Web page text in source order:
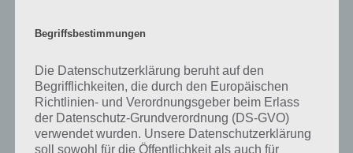
wurde die App mittlerweile heruntergeladen und gehört mit zu den
und iTunes App Store.
Auf WhatsApp teilen Teilen auf Facebook
Begriffsbestimmungen
Die Datenschutzerklärung beruht auf den
Begrifflichkeiten, die durch den Europäischen
Richtlinien- und Verordnungsgeber beim Erlass
der Datenschutz-Grundverordnung (DS-GVO)
verwendet wurden. Unsere Datenschutzerklärung
soll sowohl für die Öffentlichkeit als auch für